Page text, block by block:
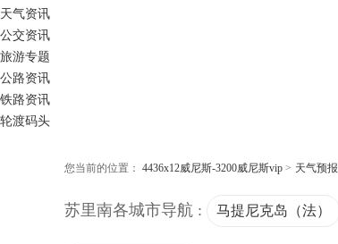
天气资讯
公交资讯
旅游专题
公路资讯
铁路资讯
轮渡码头
您当前的位置： 4436x12威尼斯-3200威尼斯vip > 天气预报
苏里南各城市导航 : 马提尼克岛（法）